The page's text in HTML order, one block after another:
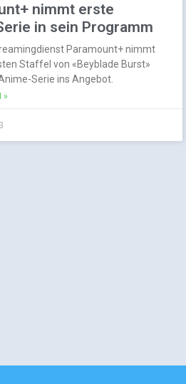
nimmt erste
in sein Programm
Paramount+ nimmt
Staffel von «Beyblade Burst»
Serie ins Angebot.
»